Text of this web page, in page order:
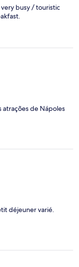
busy / touristic
atrações de Nápoles
déjeuner varié.